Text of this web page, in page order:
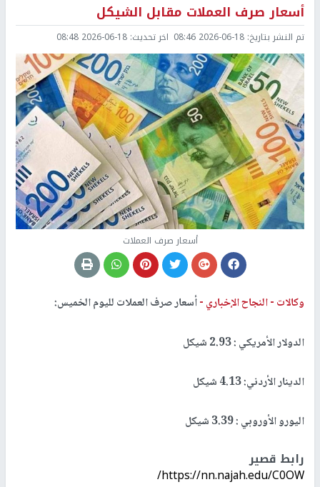
أسعار صرف العملات مقابل الشيكل
تم النشر بتاريخ: 2026-06-18 08:46 اخر تحديث: 2026-06-18 08:48
أسعار صرف العملات
وكالات -النجاح الإخباري -أسعار صرف العملات لليوم الخميس:
الدولار الأمريكي : 2.93 شيكل
الدينار الأردني: 4.13 شيكل
اليورو الأوروبي : 3.39 شيكل
رابط قصير
https://nn.najah.edu/C0OW/